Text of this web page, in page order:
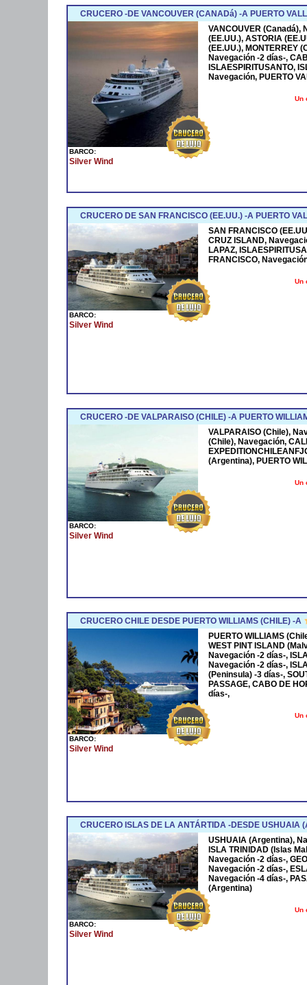
CRUCERO -DE VANCOUVER (CANADá) -A PUERTO
BARCO:
Silver Wind
VANCOUVER (Canadá),
(EE.UU.), ASTORIA
(EE.UU.), MONTERREY
Navegación -2 días-,
ISLAESPIRITUSANTO,
Navegación, PUERTO
Un
CRUCERO DE SAN FRANCISCO (EE.UU.) -A PUERTO
BARCO:
Silver Wind
SAN FRANCISCO
CRUZ ISLAND,
LAPAZ,
FRANCISCO,
Un
CRUCERO -DE VALPARAISO (CHILE) -A PUERTO
BARCO:
Silver Wind
VALPARAISO (Chile),
(Chile), Navegación,
(Argentina), PUERTO
Un
CRUCERO CHILE DESDE PUERTO WILLIAMS (CHILE) -A
BARCO:
Silver Wind
PUERTO WILLIAMS
WEST PINT ISLAND
Navegación -2 días-,
Navegación -2 días-,
(Peninsula) -3 días-,
PASSAGE, CABO DE
días-,
Un
CRUCERO ISLAS DE LA ANTÁRTIDA -DESDE USHUAIA
BARCO:
Silver Wind
USHUAIA (Argentina),
ISLA TRINIDAD (Islas
Navegación -2 días-,
Navegación -2 días-,
Navegación -4 días-,
(Argentina)
Un